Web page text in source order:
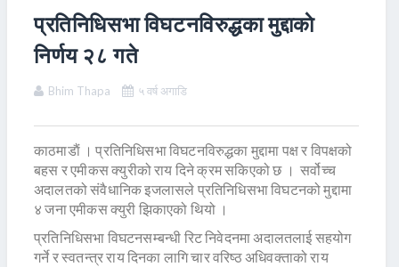
प्रतिनिधिसभा विघटनविरुद्धका मुद्दाकाे
निर्णय २८ गते
Bhim Thapa ५ वर्ष अगाडि
काठमाडाैं । प्रतिनिधिसभा विघटनविरुद्धका मुद्दामा पक्ष र विपक्षको
बहस र एमीकस क्युरीको राय दिने क्रम सकिएको छ । सर्वोच्च
अदालतको संवैधानिक इजलासले प्रतिनिधिसभा विघटनको मुद्दामा
४ जना एमीकस क्युरी झिकाएको थियो ।
प्रतिनिधिसभा विघटनसम्बन्धी रिट निवेदनमा अदालतलाई सहयोग
गर्ने र स्वतन्त्र राय दिनका लागि चार वरिष्ठ अधिवक्ताको राय